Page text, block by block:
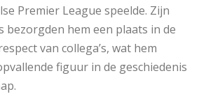
Premier League speelde. Zijn
bezorgden hem een plaats in de
van collega’s, wat hem
figuur in de geschiedenis